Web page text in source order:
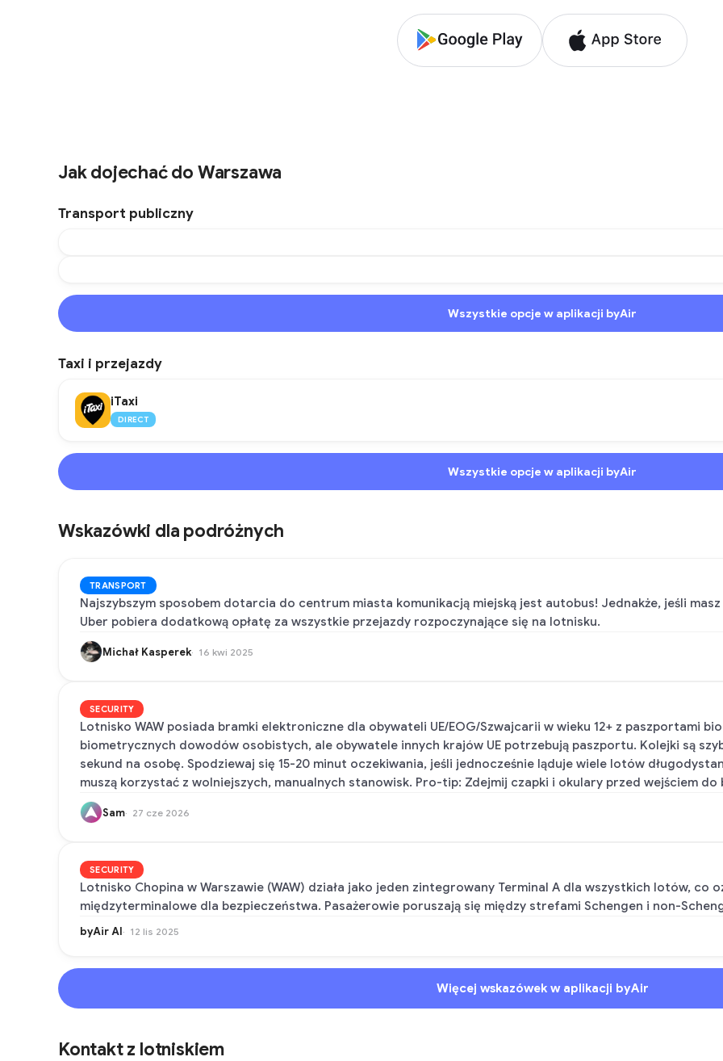
Jak dojechać do Warszawa
Transport publiczny
Wszystkie opcje w aplikacji byAir
Taxi i przejazdy
iTaxi
DIRECT
Wszystkie opcje w aplikacji byAir
Wskazówki dla podróżnych
TRANSPORT
Najszybszym sposobem dotarcia do centrum miasta komunikacją miejską jest autobus! Jednakże, jeśli
Uber pobiera dodatkową opłatę za wszystkie przejazdy rozpoczynające się na lotnisku.
Michał Kasperek 16 kwi 2025
SECURITY
Lotnisko WAW posiada bramki elektroniczne dla obywateli UE/EOG/Szwajcarii w wieku 12+ z paszportami
biometrycznych dowodów osobistych, ale obywatele innych krajów UE potrzebują paszportu. Kolejki są
sekund na osobę. Spodziewaj się 15-20 minut oczekiwania, jeśli jednocześnie ląduje wiele lotów
muszą korzystać z wolniejszych, manualnych stanowisk. Pro-tip: Zdejmij czapki i okulary przed wejściem
Sam 27 cze 2026
SECURITY
Lotnisko Chopina w Warszawie (WAW) działa jako jeden zintegrowany Terminal A dla wszystkich lotów, co
międzyterminalowe dla bezpieczeństwa. Pasażerowie poruszają się między strefami Schengen i non-
byAir AI 12 lis 2025
Więcej wskazówek w aplikacji byAir
Kontakt z lotniskiem